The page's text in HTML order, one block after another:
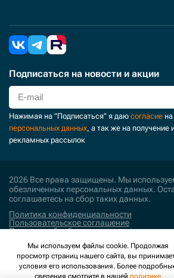
Подписаться на новости и акции
Нажимая на "Подписаться" я даю согласие на
персональных данных, а так же на
рекламных рассылок
2026 Все права защищены. Мы
обезличенных персональных данных.
соглашаетесь на сбор таких данных.
Политика конфиденциальности
Пользовательское соглашение
Политика обработки персональных
Поддержка и развитие
Мы используем файлы cookie. Продолжая
просмотр страниц нашего сайта, вы
условия его использования. Более
сведения смотрите в нашей политике